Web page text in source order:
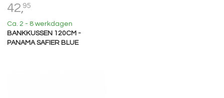
42,95
Ca. 2 - 8 werkdagen
BANKKUSSEN 120CM -
PANAMA SAFIER BLUE